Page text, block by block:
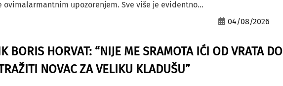
ovimalarmantnim upozorenjem. Sve više je evidentno...
04/08/2026
BORIS HORVAT: “NIJE ME SRAMOTA IĆI OD VRATA DO
NOVAC ZA VELIKU KLADUŠU”